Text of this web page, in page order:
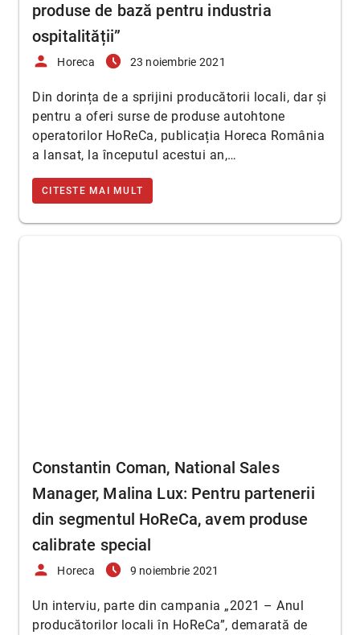
produse de bază pentru industria
ospitalității”
person Horeca access_time_filled 23 noiembrie 2021
Din dorința de a sprijini producătorii locali, dar și
pentru a oferi surse de produse autohtone
operatorilor HoReCa, publicația Horeca România
a lansat, la începutul acestui an,…
CITESTE MAI MULT
Constantin Coman, National Sales
Manager, Malina Lux: Pentru partenerii
din segmentul HoReCa, avem produse
calibrate special
person Horeca access_time_filled 9 noiembrie 2021
Un interviu, parte din campania „2021 – Anul
producătorilor locali în HoReCa”, demarată de